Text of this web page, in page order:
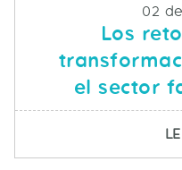
02
Los
el sector